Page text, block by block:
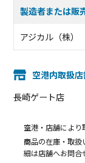
製造者または販
アジカル（株）
空港内取扱
長崎ゲート店
空港・店舗により
商品の在庫・取
細は店舗へお問合